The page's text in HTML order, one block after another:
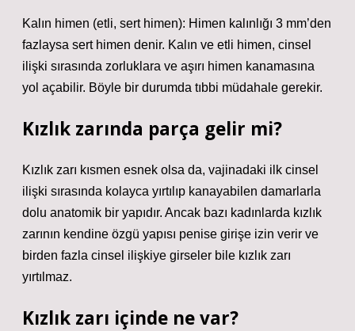
Kalın himen (etli, sert himen): Himen kalınlığı 3 mm’den
fazlaysa sert himen denir. Kalın ve etli himen, cinsel
ilişki sırasında zorluklara ve aşırı himen kanamasına
yol açabilir. Böyle bir durumda tıbbi müdahale gerekir.
Kızlık zarında parça gelir mi?
Kızlık zarı kısmen esnek olsa da, vajinadaki ilk cinsel
ilişki sırasında kolayca yırtılıp kanayabilen damarlarla
dolu anatomik bir yapıdır. Ancak bazı kadınlarda kızlık
zarının kendine özgü yapısı penise girişe izin verir ve
birden fazla cinsel ilişkiye girseler bile kızlık zarı
yırtılmaz.
Kızlık zarı içinde ne var?